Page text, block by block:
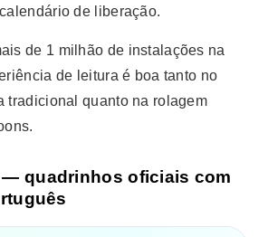
de liberação.
de 1 milhão de instalações na
de leitura é boa tanto no
tradicional quanto na rolagem
— quadrinhos oficiais com